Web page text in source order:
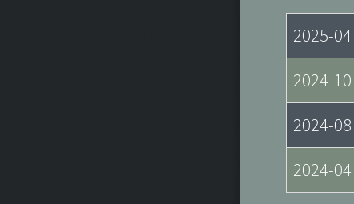
2025-04
2024-10
2024-08
2024-04